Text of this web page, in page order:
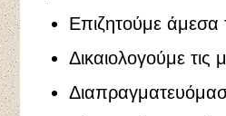
Επιζητούμε άμεσα
Δικαιολογούμε τις